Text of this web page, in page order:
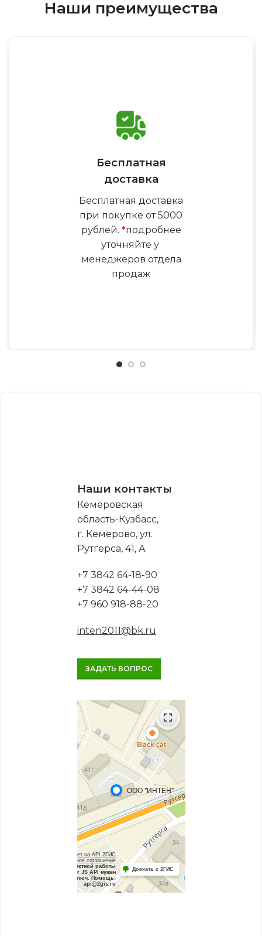
Наши преимущества
Бесплатная
доставка
Бесплатная доставка
при покупке от 5000
рублей. *подробнее
уточняйте у
менеджеров отдела
продаж
Наши контакты
Кемеровская
область-Кузбасс,
г. Кемерово, ул.
Рутгерса, 41, А
+7 3842 64-18-90
+7 3842 64-44-08
+7 960 918-88-20
inten2011@bk.ru
ЗАДАТЬ ВОПРОС